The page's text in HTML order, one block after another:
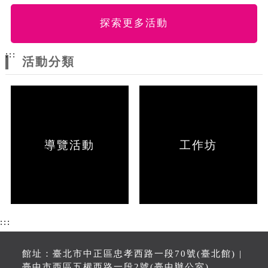
探索更多活動
:::
活動分類
導覽活動 工作坊
:::
館址：臺北市中正區忠孝西路一段70號(臺北館) |